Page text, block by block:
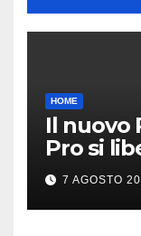
HOME
Il nuovo
Pro si
pulire i
7 AGOSTO